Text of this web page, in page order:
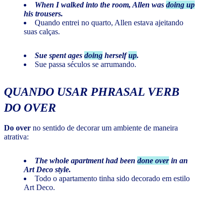
When I walked into the room, Allen was doing up
his trousers.
Quando entrei no quarto, Allen estava ajeitando
suas calças.
Sue spent ages doing herselfup.
Sue passa séculos se arrumando.
QUANDO USAR PHRASAL VERB
DO OVER
Do over no sentido de decorar um ambiente de maneira
atrativa:
The whole apartment had been done overin an
Art Deco style.
Todo o apartamento tinha sido decorado em estilo
Art Deco.